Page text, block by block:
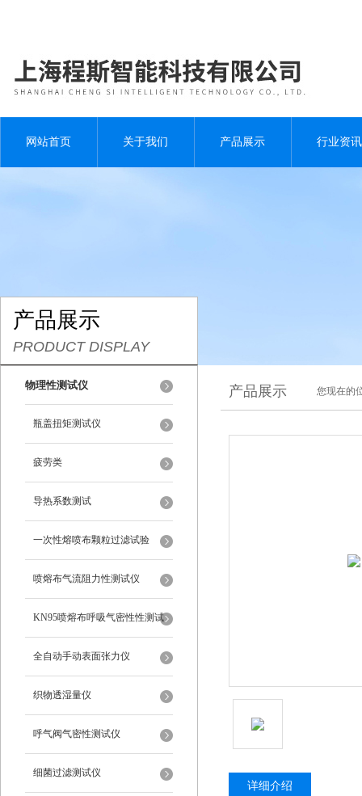
网站首页 关于我们 产品展示 行业资讯
产品展示
PRODUCT DISPLAY
物理性测试仪
瓶盖扭矩测试仪
疲劳类
导热系数测试
一次性熔喷布颗粒过滤试验
喷熔布气流阻力性测试仪
KN95喷熔布呼吸气密性性测试
仪
全自动手动表面张力仪
织物透湿量仪
呼气阀气密性测试仪
细菌过滤测试仪
产品展示 您现在的
详细介绍